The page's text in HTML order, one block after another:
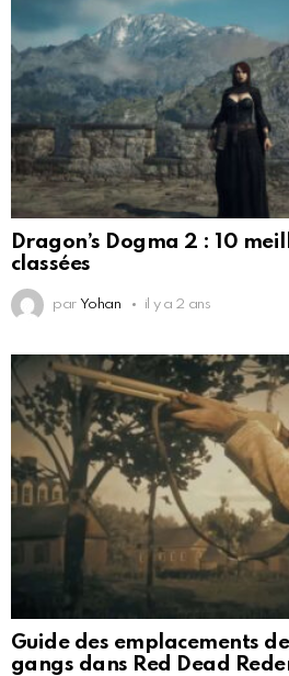
Dragon’s Dogma 2 : 10
classées
par Yohan il y a 2 ans
Guide des emplacements
gangs dans Red Dead